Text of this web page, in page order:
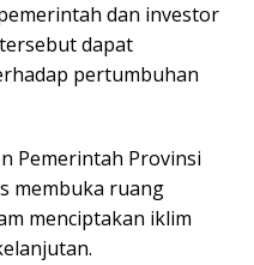
dan investor
dapat
pertumbuhan
Pemerintah Provinsi
membuka ruang
menciptakan iklim